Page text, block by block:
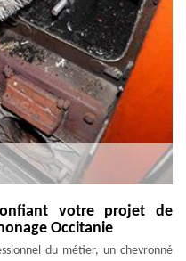
votre projet de
Occitanie
du métier, un chevronné